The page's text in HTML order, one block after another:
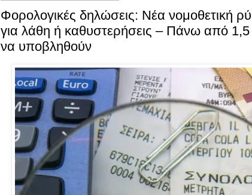
Φορολογικές δηλώσεις: Νέα νομοθετική
για λάθη ή καθυστερήσεις – Πάνω από 1,5
να υποβληθούν